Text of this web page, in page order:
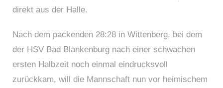
direkt aus der Halle.
Nach dem packenden 28:28 in Wittenberg, bei dem
der HSV Bad Blankenburg nach einer schwachen
ersten Halbzeit noch einmal eindrucksvoll
zurückkam, will die Mannschaft nun vor heimischem